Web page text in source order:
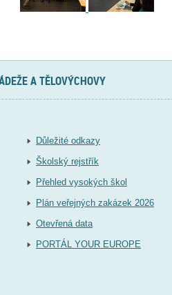
A TĚLOVÝCHOVY
Důležité odkazy
Školský rejstřík
Přehled vysokých škol
Plán veřejných zakázek 2026
Otevřená data
PORTÁL YOUR EUROPE